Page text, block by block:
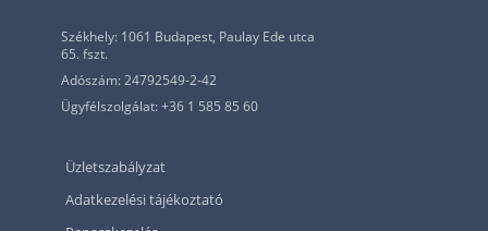
Székhely: 1061 Budapest, Paulay Ede utca
65. fszt.
Adószám: 24792549-2-42
Ügyfélszolgálat: +36 1 585 85 60
Üzletszabályzat
Adatkezelési tájékoztató